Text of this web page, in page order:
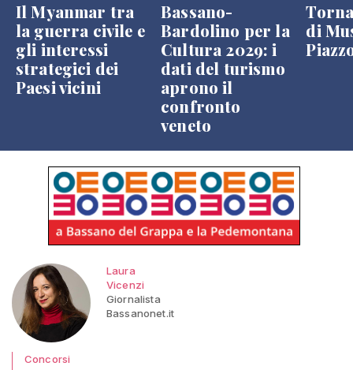
Il Myanmar tra
la guerra civile e
gli interessi
strategici dei
Paesi vicini
Bassano-
Bardolino per la
Cultura 2029: i
dati del turismo
aprono il
confronto
veneto
di
Laura
Vicenzi
Giornalista
Bassanonet.it
Concorsi